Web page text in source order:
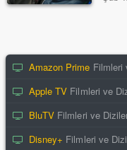
Amazon Prime Filmleri
Apple TV Filmleri ve
BluTV Filmleri ve
Disney+ Filmleri ve